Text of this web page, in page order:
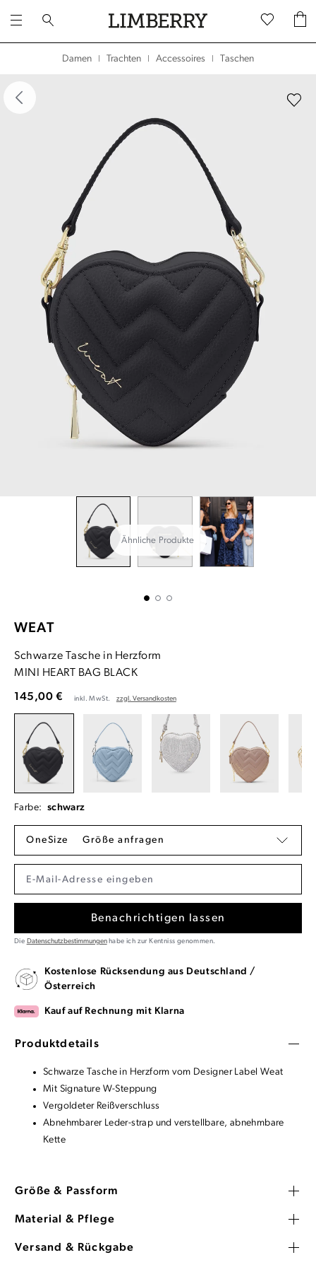
Damen Trachten Accessoires Taschen
Ähnliche Produkte
WEAT
Schwarze Tasche in Herzform
MINI HEART BAG BLACK
145,00 € inkl. MwSt. zzgl. Versandkosten
Farbe: schwarz
OneSize Größe anfragen
Benachrichtigen lassen
Die Datenschutzbestimmungenhabe ich zur Kentniss genommen.
Kostenlose Rücksendung aus Deutschland /
Österreich
Kauf auf Rechnung mit Klarna
Produktdetails
Schwarze Tasche in Herzform vom Designer Label Weat
Mit Signature W-Steppung
Vergoldeter Reißverschluss
Abnehmbarer Leder-strap und verstellbare, abnehmbare
Kette
Größe & Passform
Material & Pflege
Versand & Rückgabe